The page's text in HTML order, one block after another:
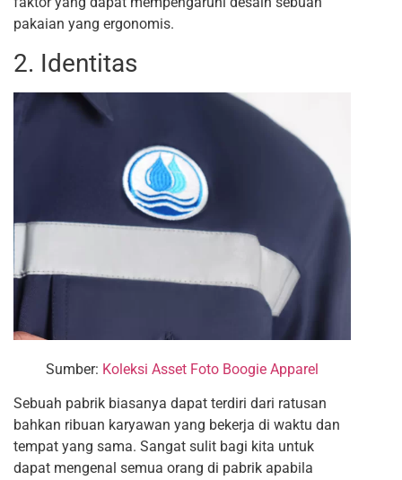
pakaian yang ergonomis.
2. Identitas
Sumber: Koleksi Asset Foto Boogie Apparel
Sebuah pabrik biasanya dapat terdiri dari ratusan
bahkan ribuan karyawan yang bekerja di waktu dan
tempat yang sama. Sangat sulit bagi kita untuk
dapat mengenal semua orang di pabrik apabila